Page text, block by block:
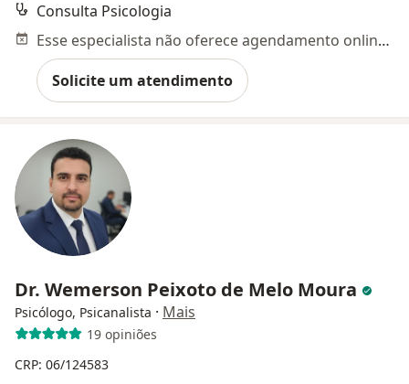
Consulta Psicologia
Esse especialista não oferece agendamento online para esse endereço.
Solicite um atendimento
Dr. Wemerson Peixoto de Melo Moura
Psicólogo, Psicanalista · Mais
19 opiniões
CRP: 06/124583